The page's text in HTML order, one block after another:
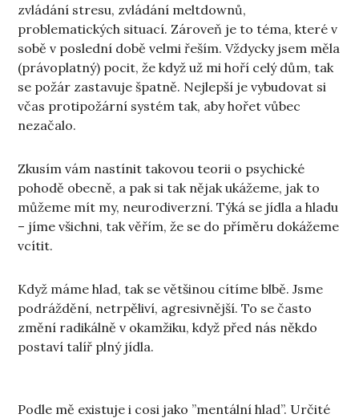
zvládání stresu, zvládání meltdownů,
problematických situací. Zároveň je to téma, které v
sobě v poslední době velmi řeším. Vždycky jsem měla
(právoplatný) pocit, že když už mi hoří celý dům, tak
se požár zastavuje špatně. Nejlepší je vybudovat si
včas protipožární systém tak, aby hořet vůbec
nezačalo.
Zkusím vám nastínit takovou teorii o psychické
pohodě obecně, a pak si tak nějak ukážeme, jak to
můžeme mít my, neurodiverzní. Týká se jídla a hladu
– jíme všichni, tak věřím, že se do příměru dokážeme
vcítit.
Když máme hlad, tak se většinou cítíme blbě. Jsme
podráždění, netrpěliví, agresivnější. To se často
změní radikálně v okamžiku, když před nás někdo
postaví talíř plný jídla.
Podle mě existuje i cosi jako ”mentální hlad”. Určité